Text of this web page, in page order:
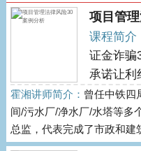
项目管
课程简介
证金诈骗
承诺让利
霍湘讲师简介： 曾任中铁四
间/污水厂/净水厂/水塔等多
总监，代表完成了市政和建